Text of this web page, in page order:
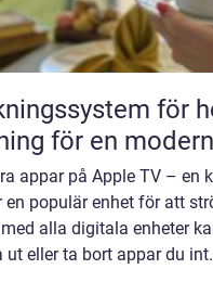
för hotell – så väljer
för en
appar på Apple TV – en
en populär enhet för att
alla digitala enheter
ut eller ta bort appar du